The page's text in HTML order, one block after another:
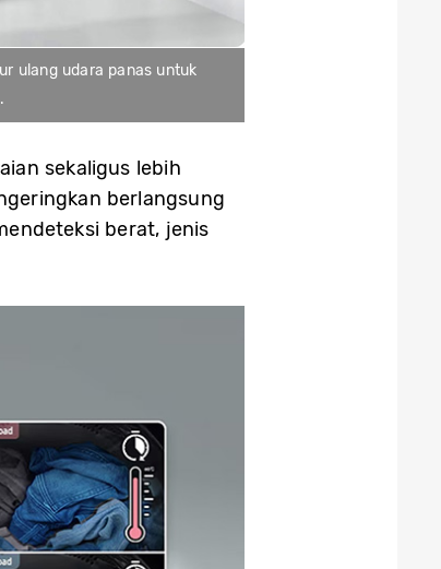
ulang udara panas untuk
.
sekaligus lebih
berlangsung
berat, jenis